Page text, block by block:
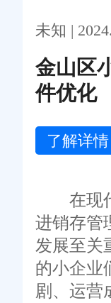
未知 |
金山区
件优化
了解详情
在现代
进销存管
发展至关
的小企业
剧、运营